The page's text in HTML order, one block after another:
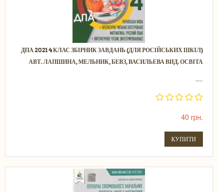
ДПА 2021 4 КЛАС ЗБІРНИК ЗАВДАНЬ (ДЛЯ РОСІЙСЬКИХ ШКІЛ)
АВТ. ЛАПШИНА, МЕЛЬНИК, БЕВЗ, ВАСИЛЬЕВА ВИД. ОСВІТА
.....
40 грн.
КУПИТИ